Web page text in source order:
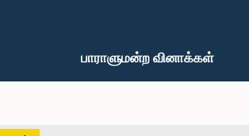
பாராளுமன்ற வினாக்கள்